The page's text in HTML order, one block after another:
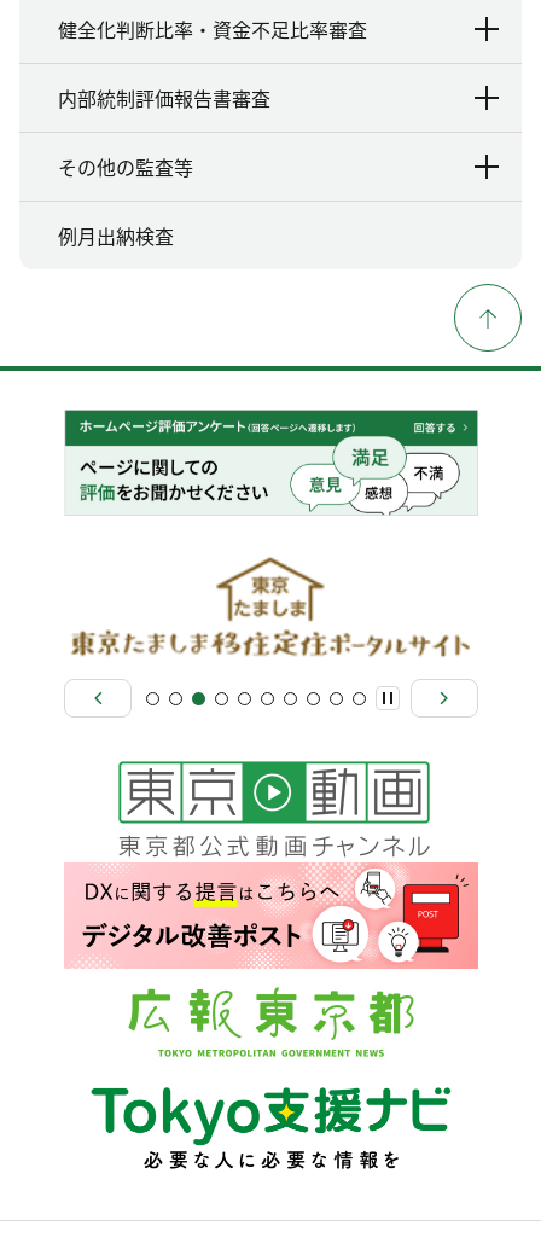
健全化判断比率・資金不足比率審査
内部統制評価報告書審査
その他の監査等
例月出納検査